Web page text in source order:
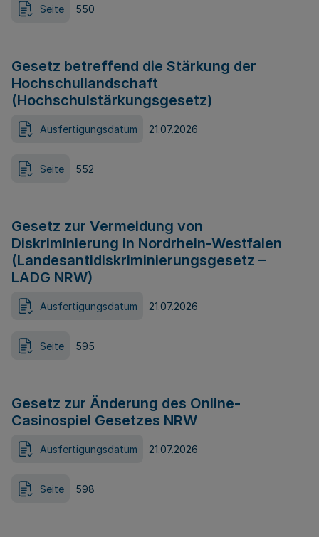
Seite 550
Gesetz betreffend die Stärkung der
Hochschullandschaft
(Hochschulstärkungsgesetz)
Ausfertigungsdatum 21.07.2026
Seite 552
Gesetz zur Vermeidung von
Diskriminierung in Nordrhein-Westfalen
(Landesantidiskriminierungsgesetz –
LADG NRW)
Ausfertigungsdatum 21.07.2026
Seite 595
Gesetz zur Änderung des Online-
Casinospiel Gesetzes NRW
Ausfertigungsdatum 21.07.2026
Seite 598